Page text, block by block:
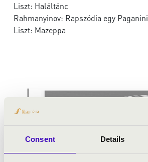
Consent Details
Liszt: Haláltánc
Rahmanyinov: Rapszódia egy
Liszt: Mazeppa